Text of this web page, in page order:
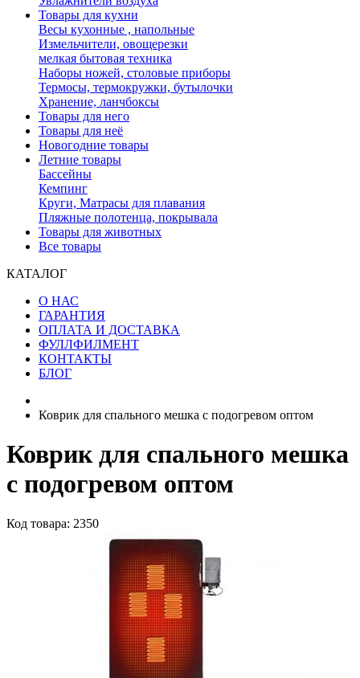
Товары для кухни
Весы кухонные , напольные
Измельчители, овощерезки
мелкая бытовая техника
Наборы ножей, столовые приборы
Термосы, термокружки, бутылочки
Хранение, ланчбоксы
Товары для него
Товары для неё
Новогодние товары
Летние товары
Бассейны
Кемпинг
Круги, Матрасы для плавания
Пляжные полотенца, покрывала
Товары для животных
Все товары
КАТАЛОГ
О НАС
ГАРАНТИЯ
ОПЛАТА И ДОСТАВКА
ФУЛЛФИЛМЕНТ
КОНТАКТЫ
БЛОГ
Коврик для спального мешка с подогревом оптом
Коврик для спального мешка
с подогревом оптом
Код товара: 2350